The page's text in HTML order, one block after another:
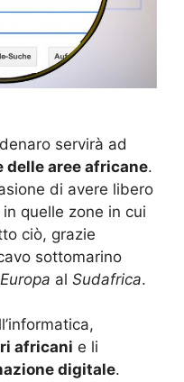
servirà ad
aree africane.
di avere libero
quelle zone in cui
ciò, grazie
sottomarino
Europa al Sudafrica.
africani e li
digitale.